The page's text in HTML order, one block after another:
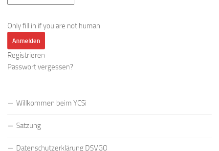
Only fill in if you are not human
Registrieren
Passwort vergessen?
Willkommen beim YCSi
Satzung
Datenschutzerklärung DSVGO